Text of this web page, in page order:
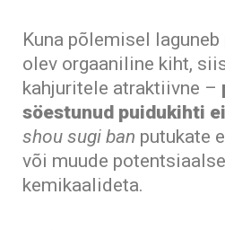
Kuna põlemisel laguneb
olev orgaaniline kiht,
kahjuritele atraktiivne –
söestunud puidukihti
shou sugi ban putukate
või muude
kemikaalideta.